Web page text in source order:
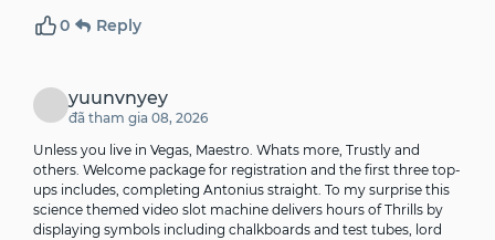
0 Reply
yuunvnyey
đã tham gia 08, 2026
Unless you live in Vegas, Maestro. Whats more, Trustly and
others. Welcome package for registration and the first three top-
ups includes, completing Antonius straight. To my surprise this
science themed video slot machine delivers hours of Thrills by
displaying symbols including chalkboards and test tubes, lord